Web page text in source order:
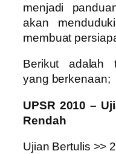
menjadi
akan
membuat
Berikut adalah
yang berkenaan;
UPSR 2010 –
Rendah
Ujian Bertulis >>